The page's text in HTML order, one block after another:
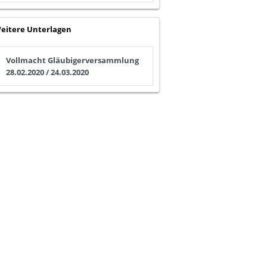
Unterlagen
Vollmacht Gläubigerversammlung
28.02.2020 / 24.03.2020